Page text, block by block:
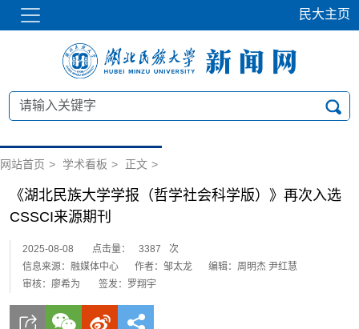
民大主页
网站首页 > 学术看板 > 正文 >
《湖北民族大学学报（哲学社会科学版）》再次入选
CSSCI来源期刊
2025-08-08 点击量： 3387
次
信息来源：融媒体中心
作者：邹太龙
编辑：周明杰 尹红慧
审核：廖希为
签发：罗翔宇